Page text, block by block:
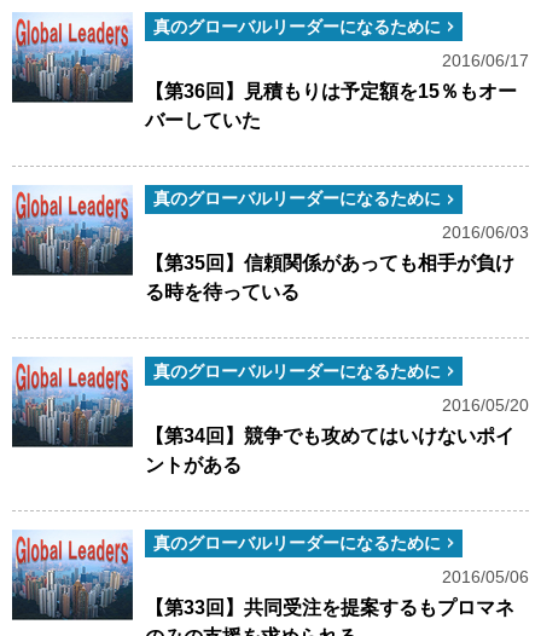
真のグローバルリーダーになるために
2016/06/17
【第36回】見積もりは予定額を15％もオー
バーしていた
真のグローバルリーダーになるために
2016/06/03
【第35回】信頼関係があっても相手が負け
る時を待っている
真のグローバルリーダーになるために
2016/05/20
【第34回】競争でも攻めてはいけないポイ
ントがある
真のグローバルリーダーになるために
2016/05/06
【第33回】共同受注を提案するもプロマネ